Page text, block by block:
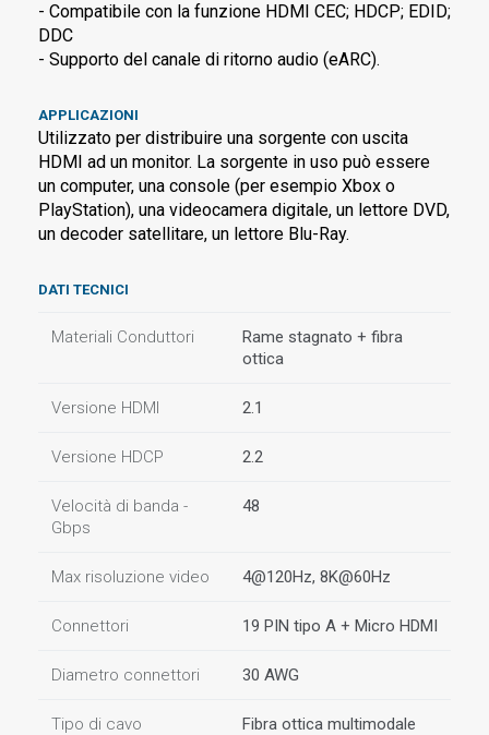
- Compatibile con la funzione HDMI CEC; HDCP; EDID;
DDC
- Supporto del canale di ritorno audio (eARC).
APPLICAZIONI
Utilizzato per distribuire una sorgente con uscita
HDMI ad un monitor. La sorgente in uso può essere
un computer, una console (per esempio Xbox o
PlayStation), una videocamera digitale, un lettore DVD,
un decoder satellitare, un lettore Blu-Ray.
DATI TECNICI
Materiali Conduttori
Rame stagnato + fibra
ottica
Versione HDMI 2.1
Versione HDCP 2.2
Velocità di banda -
Gbps
48
Max risoluzione video 4@120Hz, 8K@60Hz
Connettori 19 PIN tipo A + Micro HDMI
Diametro connettori 30 AWG
Tipo di cavo
Fibra ottica multimodale